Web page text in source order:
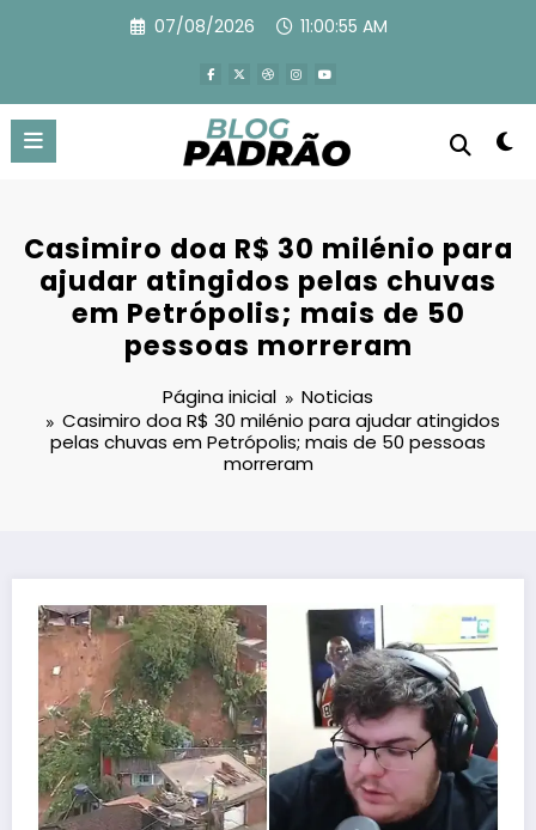
07/08/2026 11:00:56 AM
Casimiro doa R$ 30 milénio para
ajudar atingidos pelas chuvas
em Petrópolis; mais de 50
pessoas morreram
Página inicial
Noticias
Casimiro doa R$ 30 milénio para ajudar atingidos
pelas chuvas em Petrópolis; mais de 50 pessoas
morreram